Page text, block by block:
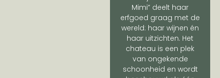
Mimi” deelt haar
erfgoed graag met de
wereld: haar wijnen én
haar uitzichten. Het
chateau is een plek
van ongekende
schoonheid en wordt